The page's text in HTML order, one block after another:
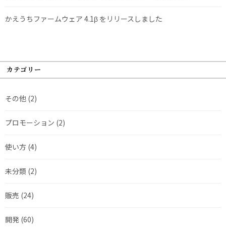
かえうちファームウェア 4.1β をリリースしました
カテゴリー
その他 (2)
プロモーション (2)
使い方 (4)
未分類 (2)
販売 (24)
開発 (60)